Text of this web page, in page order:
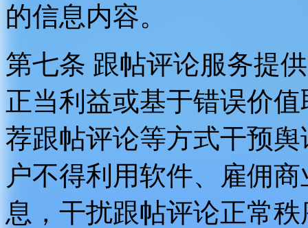
的信息内容。
第七条 跟帖评论服务提
正当利益或基于错误价
荐跟帖评论等方式干预
户不得利用软件、雇佣
息，干扰跟帖评论正常